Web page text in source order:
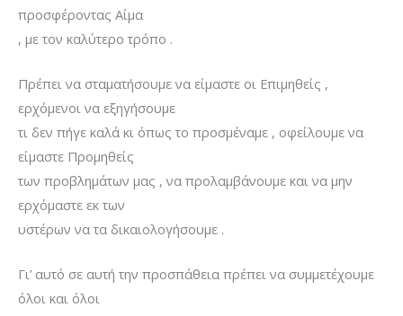
προσφέροντας Αίμα
, με τον καλύτερο τρόπο .
Πρέπει να σταματήσουμε να είμαστε οι Επιμηθείς ,
ερχόμενοι να εξηγήσουμε
τι δεν πήγε καλά κι όπως το προσμέναμε , οφείλουμε να
είμαστε Προμηθείς
των προβλημάτων μας , να προλαμβάνουμε και να μην
ερχόμαστε εκ των
υστέρων να τα δικαιολογήσουμε .
Γι’ αυτό σε αυτή την προσπάθεια πρέπει να συμμετέχουμε
όλοι και όλοι